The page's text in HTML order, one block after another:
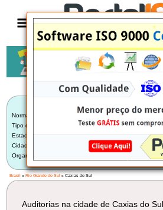
Anúncio
Norma:
Selecionar Norma
Tipo de Auditoria:
Auditoria Externa de Certificadora
Estado:
Cidade:
Caxias do Sul/RS (1)
Organização:
Brasil »Rio Grande do Sul » Caxias do Sul
Auditorias na cidade de Caxias do